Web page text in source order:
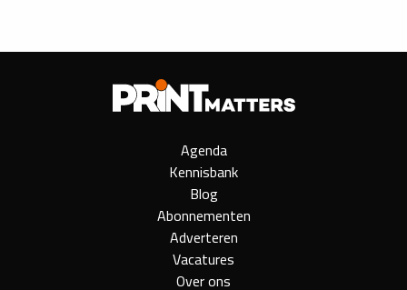
Agenda
Kennisbank
Blog
Abonnementen
Adverteren
Vacatures
Over ons